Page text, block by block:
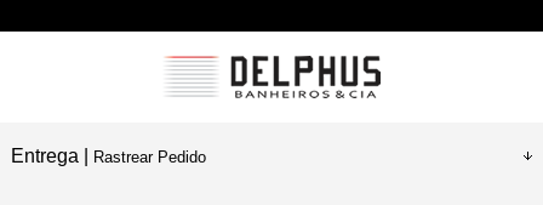
Entrega | Rastrear Pedido